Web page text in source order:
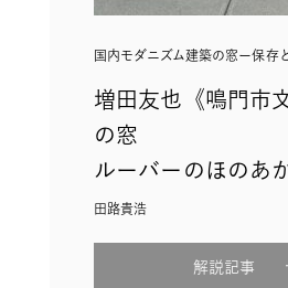
国内モダニズム建築の窓ー保存
増田友也《鳴門市
の窓
ルーバーのほのあ
田路貴浩
解説記事